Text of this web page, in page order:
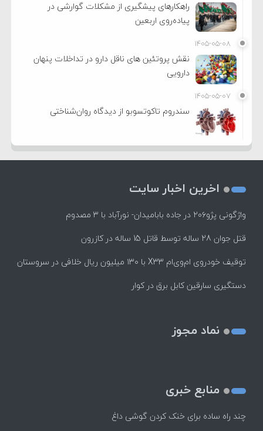
راهکارهای پیشگیری از مشکلات گوارشی در
پیاده‌روی اربعین
۱۴۰۵-۰۵-۰۸
نقش پروتئین های ناقل دارو در تداخلات پنهان
دارویی
۱۴۰۵-۰۵-۰۷
سندروم تاکوتسوبو از دیدگاه روان‌شناختی
اخرین اخبار سایت
واژگونی پژو۲۰۶ در جاده بابامیدان- نورآباد با ۳ مصدوم
قتل جوان 28 ساله توسط قاتل 15 ساله در کازرون
توقیف خودروی ام‌وی‌ام X33 با ۱۳۰ میلیون ریال خلافی در سروستان
دستگیری سارقین کابل برق در کوار
نماد مجوز
منابع خبری
چند راه‌ ساده برای خنک کردن گوشی داغ